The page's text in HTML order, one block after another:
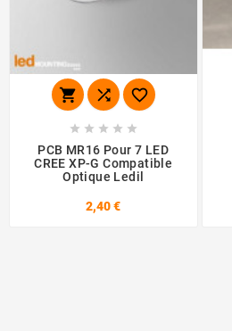
  
    
PCB MR16 Pour 7 LED
CREE XP-G Compatible
Optique Ledil
2,40 €